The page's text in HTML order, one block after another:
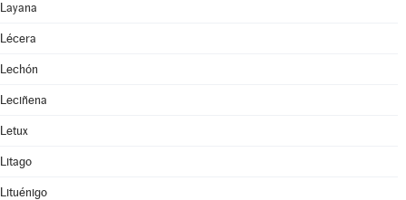
Layana
Lécera
Lechón
Leciñena
Letux
Litago
Lituénigo